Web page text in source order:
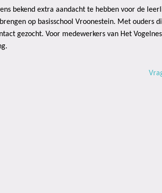
bekend extra aandacht te hebben voor de
op basisschool Vroonestein. Met ouders
gezocht. Voor medewerkers van Het